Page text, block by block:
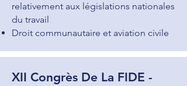
relativement aux législations nationales
du travail
Droit communautaire et aviation civile
XII Congrès De La FIDE -